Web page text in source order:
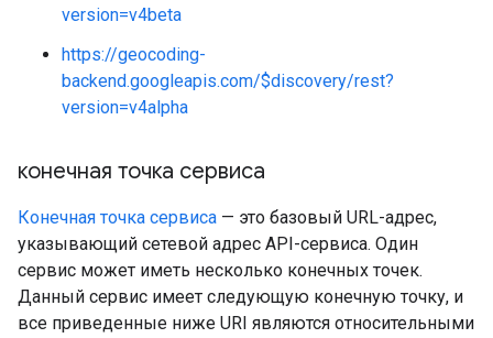
version=v4beta
https://geocoding-
backend.googleapis.com/$discovery/rest?
version=v4alpha
конечная точка сервиса
Конечная точка сервиса — это базовый URL-адрес,
указывающий сетевой адрес API-сервиса. Один
сервис может иметь несколько конечных точек.
Данный сервис имеет следующую конечную точку, и
все приведенные ниже URI являются относительными